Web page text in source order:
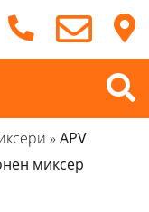
» APV
миксер